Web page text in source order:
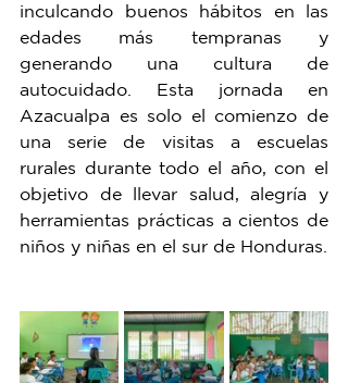
inculcando buenos hábitos en las
edades más tempranas y
generando una cultura de
autocuidado. Esta jornada en
Azacualpa es solo el comienzo de
una serie de visitas a escuelas
rurales durante todo el año, con el
objetivo de llevar salud, alegría y
herramientas prácticas a cientos de
niños y niñas en el sur de Honduras.